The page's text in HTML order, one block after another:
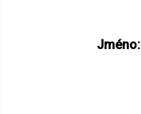
Jméno: